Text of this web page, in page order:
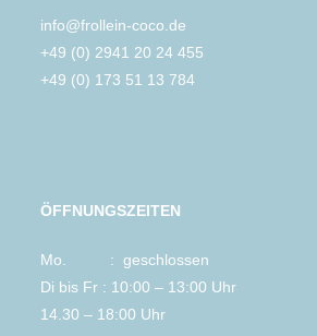
info@frollein-coco.de
+49 (0) 2941 20 24 455
+49 (0) 173 51 13 784
ÖFFNUNGSZEITEN
Mo. : geschlossen
Di bis Fr : 10:00 – 13:00 Uhr
14.30 – 18:00 Uhr